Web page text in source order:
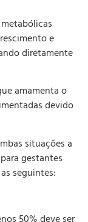
e
diretamente
amamenta o
devido
situações a
gestantes
seguintes: